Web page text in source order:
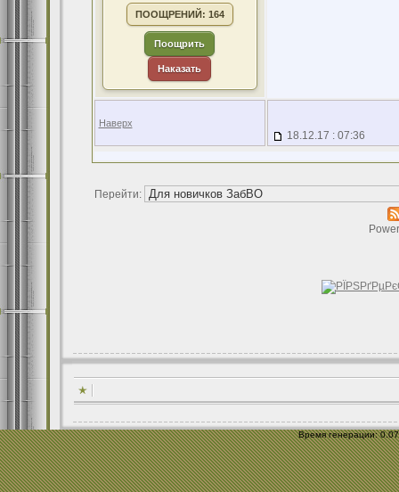
ПООЩРЕНИЙ: 164
Поощрить
Наказать
Наверх
18.12.17 : 07:36
Перейти:
Время генерации: